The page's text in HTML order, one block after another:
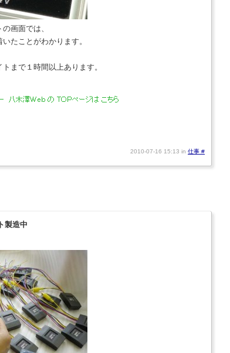
画面では、
たことがわかります。
まで１時間以上あります。
2010-07-16 15:13 in 仕事 #
製造中